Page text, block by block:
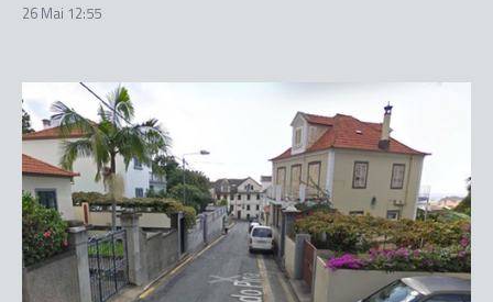
26 Mai 12:55